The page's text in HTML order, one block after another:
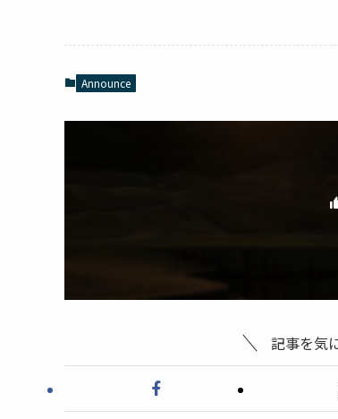
Announce
記事を気